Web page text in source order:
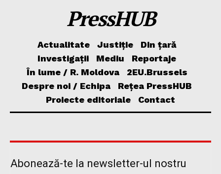
PressHUB
Actualitate Justiție
Din țară
Investigații
Mediu
Reportaje
În lume / R. Moldova
2EU.Brussels
Despre noi / Echipa
Rețea PressHUB
Proiecte editoriale
Contact
Abonează-te la newsletter-ul nostru